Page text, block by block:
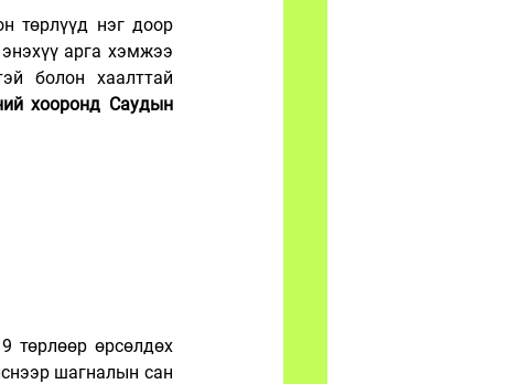
төрлүүд нэг доор
арга хэмжээ
болон хаалттай
хооронд Саудын
төрлөөр өрсөлдөх
шагналын сан